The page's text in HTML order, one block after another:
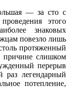
— за сто с
этого
знаковых
повезло лишь
протяженный
слишком
перерыв
раз легендарный
потепление,